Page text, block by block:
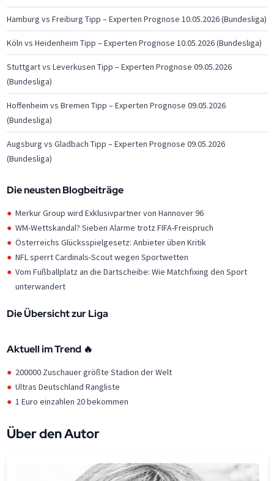
Hamburg vs Freiburg Tipp – Experten Prognose 10.05.2026 (Bundesliga)
Köln vs Heidenheim Tipp – Experten Prognose 10.05.2026 (Bundesliga)
Stuttgart vs Leverkusen Tipp – Experten Prognose 09.05.2026
(Bundesliga)
Hoffenheim vs Bremen Tipp – Experten Prognose 09.05.2026
(Bundesliga)
Augsburg vs Gladbach Tipp – Experten Prognose 09.05.2026
(Bundesliga)
Die neusten Blogbeiträge
Merkur Group wird Exklusivpartner von Hannover 96
WM-Wettskandal? Sieben Alarme trotz FIFA-Freispruch
Österreichs Glücksspielgesetz: Anbieter üben Kritik
NFL sperrt Cardinals-Scout wegen Sportwetten
Vom Fußballplatz an die Dartscheibe: Wie Matchfixing den Sport
unterwandert
Die Übersicht zur Liga
Aktuell im Trend 🔥
200000 Zuschauer größte Stadion der Welt
Ultras Deutschland Rangliste
1 Euro einzahlen 20 bekommen
Über den Autor